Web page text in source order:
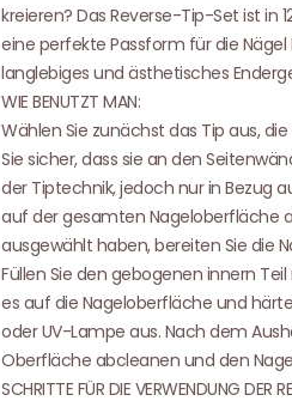
kreieren? Das Reverse-Tip-Set ist in
eine perfekte Passform für die
langlebiges und ästhetisches
WIE BENUTZT MAN:
Wählen Sie zunächst das Tip aus,
Sie sicher, dass sie an den
der Tiptechnik, jedoch nur in Bezug
auf der gesamten Nageloberfläche
ausgewählt haben, bereiten Sie die
Füllen Sie den gebogenen innern
es auf die Nageloberfläche und
oder UV-Lampe aus. Nach dem
Oberfläche abcleanen und den
SCHRITTE FÜR DIE VERWENDUNG DER